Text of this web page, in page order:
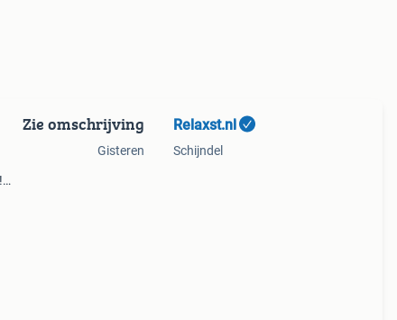
Zie omschrijving
Gisteren
Relaxst.nl
Schijndel